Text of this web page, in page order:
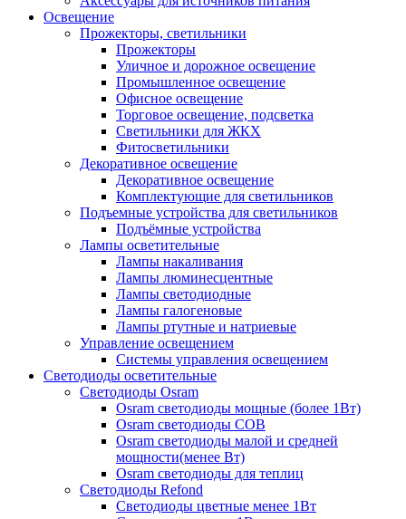
Освещение
Прожекторы, светильники
Прожекторы
Уличное и дорожное освещение
Промышленное освещение
Офисное освещение
Торговое освещение, подсветка
Светильники для ЖКХ
Фитосветильники
Декоративное освещение
Декоративное освещение
Комплектующие для светильников
Подъемные устройства для светильников
Подъёмные устройства
Лампы осветительные
Лампы накаливания
Лампы люминесцентные
Лампы светодиодные
Лампы галогеновые
Лампы ртутные и натриевые
Управление освещением
Системы управления освещением
Светодиоды осветительные
Светодиоды Osram
Osram светодиоды мощные (более 1Вт)
Osram светодиоды COB
Osram светодиоды малой и средней
мощности(менее Вт)
Osram светодиоды для теплиц
Светодиоды Refond
Светодиоды цветные менее 1Вт